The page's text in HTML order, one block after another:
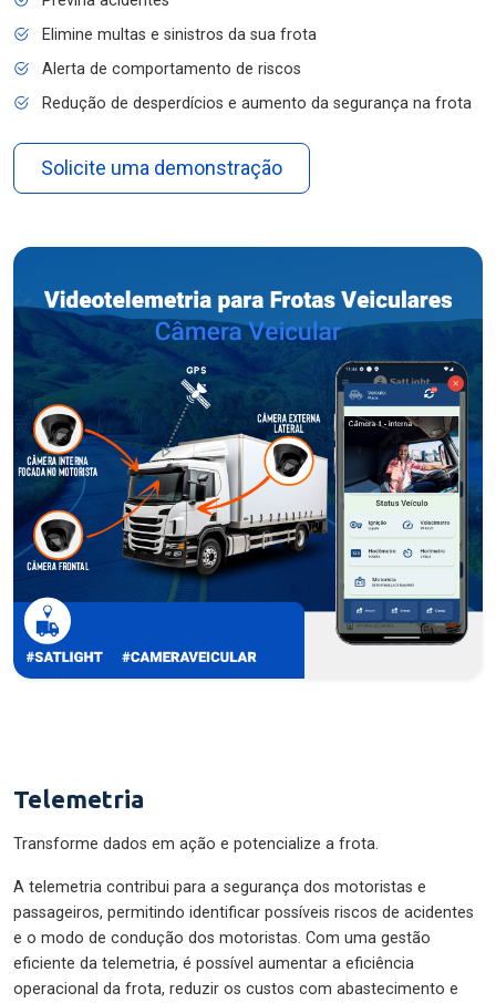
Elimine multas e sinistros da sua frota
Alerta de comportamento de riscos
Redução de desperdícios e aumento da segurança na frota
Solicite uma demonstração
Telemetria
Transforme dados em ação e potencialize a frota.
A telemetria contribui para a segurança dos motoristas e
passageiros, permitindo identificar possíveis riscos de acidentes
e o modo de condução dos motoristas. Com uma gestão
eficiente da telemetria, é possível aumentar a eficiência
operacional da frota, reduzir os custos com abastecimento e